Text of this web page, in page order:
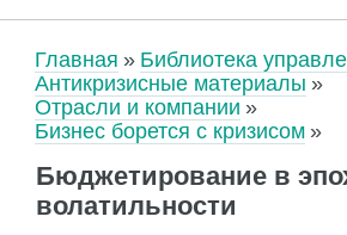
Главная
Библиотека
Антикризисные материалы
Отрасли и компании
Бизнес борется с кризисом
Бюджетирование в
волатильности